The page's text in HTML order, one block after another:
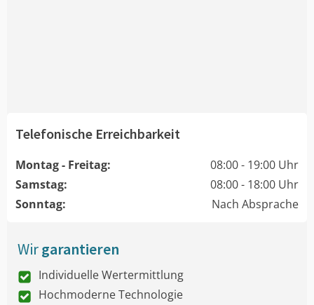
Telefonische Erreichbarkeit
Montag - Freitag:
08:00 - 19:00 Uhr
Samstag:
08:00 - 18:00 Uhr
Sonntag:
Nach Absprache
Wirgarantieren
Individuelle Wertermittlung
Hochmoderne Technologie